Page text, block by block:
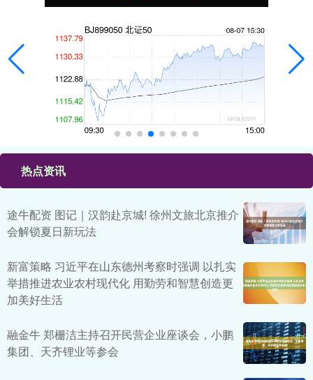
热点资讯
途牛配资 图记｜汉韵赴京城! 徐州文旅北京推介
会解锁夏日新玩法
新富策略 习近平在山东德州考察时强调 以扎实
举措推进农业农村现代化 用勤劳和智慧创造更
加美好生活
融金牛 郑栅洁主持召开民营企业座谈会，小鹏
集团、天齐锂业等参会